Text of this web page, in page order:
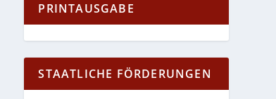
PRINTAUSGABE
STAATLICHE FÖRDERUNGEN